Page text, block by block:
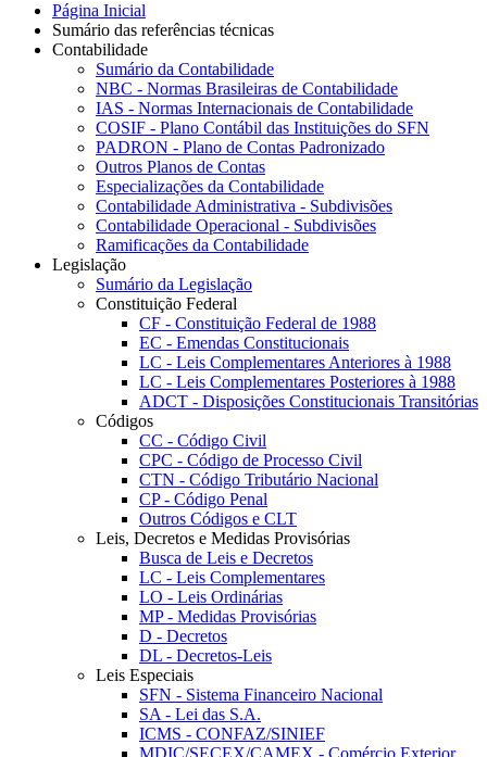
Página Inicial
Sumário das referências técnicas
Contabilidade
Sumário da Contabilidade
NBC - Normas Brasileiras de Contabilidade
IAS - Normas Internacionais de Contabilidade
COSIF - Plano Contábil das Instituições do SFN
PADRON - Plano de Contas Padronizado
Outros Planos de Contas
Especializações da Contabilidade
Contabilidade Administrativa - Subdivisões
Contabilidade Operacional - Subdivisões
Ramificações da Contabilidade
Legislação
Sumário da Legislação
Constituição Federal
CF - Constituição Federal de 1988
EC - Emendas Constitucionais
LC - Leis Complementares Anteriores à 1988
LC - Leis Complementares Posteriores à 1988
ADCT - Disposições Constitucionais Transitórias
Códigos
CC - Código Civil
CPC - Código de Processo Civil
CTN - Código Tributário Nacional
CP - Código Penal
Outros Códigos e CLT
Leis, Decretos e Medidas Provisórias
Busca de Leis e Decretos
LC - Leis Complementares
LO - Leis Ordinárias
MP - Medidas Provisórias
D - Decretos
DL - Decretos-Leis
Leis Especiais
SFN - Sistema Financeiro Nacional
SA - Lei das S.A.
ICMS - CONFAZ/SINIEF